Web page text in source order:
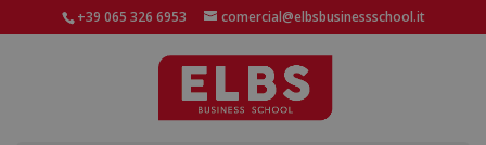
+39 065 326 6953 comercial@elbsbusinessschool.it